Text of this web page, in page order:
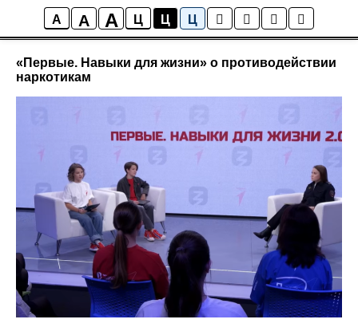
A A A Ц Ц Ц
Новости школы
«Первые. Навыки для жизни» о противодействии
наркотикам